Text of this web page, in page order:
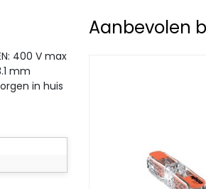
400 V max
mm
in huis
Aanbevolen